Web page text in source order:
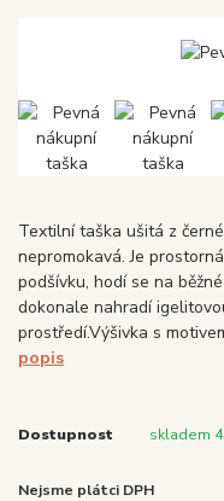
Textilní taška ušitá z
nepromokavá. Je
podšívku, hodí se na
dokonale nahradí
prostředí.Výšivka s
popis
Dostupnost skladem
Nejsme plátci DPH